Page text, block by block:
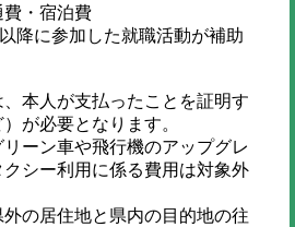
・宿泊費
に参加した就職活動が補助
本人が支払ったことを証明す
が必要となります。
ーン車や飛行機のアップグレ
シー利用に係る費用は対象外
の居住地と県内の目的地の往